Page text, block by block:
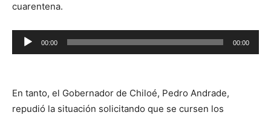
cuarentena.
Reproductor
de
00:00 00:00
En tanto, el Gobernador de Chiloé, Pedro Andrade,
repudió la situación solicitando que se cursen los